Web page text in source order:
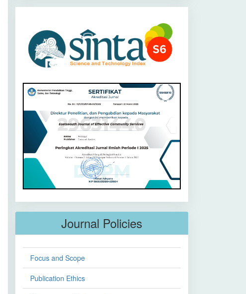
Journal Policies
Focus and Scope
Publication Ethics